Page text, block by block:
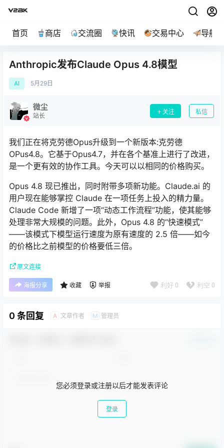
首页 商店 交流圈 快讯 交易中心 导航
Anthropic发布Claude Opus 4.8模型
AI 5月 29日
微尘
站长
关注 私信
我们正在将克劳德Opus升级到一个新版本:克劳德
OPus4.8。它基于Opus4.7，并在各个基准上进行了改进，
是一个更有效的协作工具。今天可以以相同的价格购买。
Opus 4.8 现已推出，同时附带多项新功能。Claude.ai 的
用户现在能够掌控 Claude 在一项任务上投入的精力量。
Claude Code 新增了一项“动态工作流程”功能，使其能够
处理非常大规模的问题。此外，Opus 4.8 的“快速模式”
——该模式下模型运行速度为原有速度的 2.5 倍——如今
的价格比之前模型的价格要低三倍。
原文连接
海报分享 收藏 举报 利好 0 利空 0
0 条回复 A 文章作者 M 管理员
您必须登录或注册以后才能发表评论
登录